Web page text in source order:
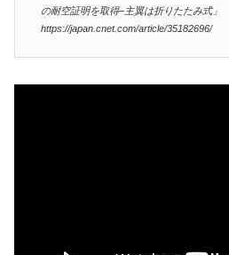
の耐空証明を取得–主翼は折りたたみ式」
https://japan.cnet.com/article/35182696/